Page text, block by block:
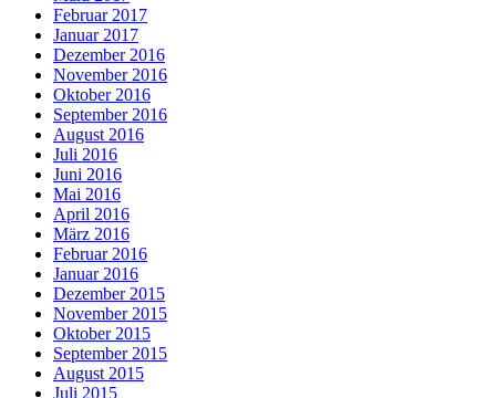
Februar 2017
Januar 2017
Dezember 2016
November 2016
Oktober 2016
September 2016
August 2016
Juli 2016
Juni 2016
Mai 2016
April 2016
März 2016
Februar 2016
Januar 2016
Dezember 2015
November 2015
Oktober 2015
September 2015
August 2015
Juli 2015